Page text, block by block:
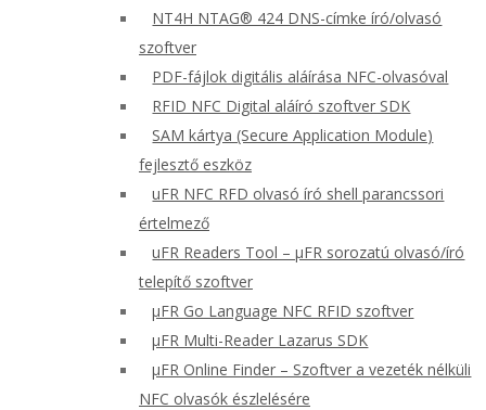
NT4H NTAG® 424 DNS-címke író/olvasó
szoftver
PDF-fájlok digitális aláírása NFC-olvasóval
RFID NFC Digital aláíró szoftver SDK
SAM kártya (Secure Application Module)
fejlesztő eszköz
uFR NFC RFD olvasó író shell parancssori
értelmező
uFR Readers Tool – μFR sorozatú olvasó/író
telepítő szoftver
μFR Go Language NFC RFID szoftver
μFR Multi-Reader Lazarus SDK
μFR Online Finder – Szoftver a vezeték nélküli
NFC olvasók észlelésére